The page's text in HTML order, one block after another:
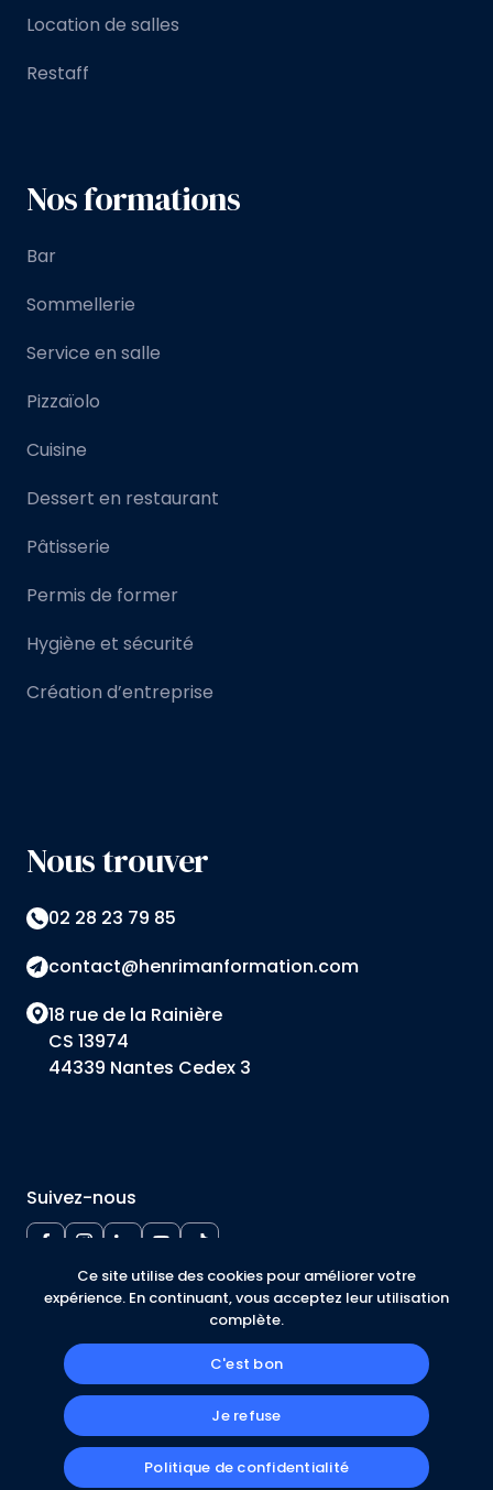
Location de salles
Restaff
Nos formations
Bar
Sommellerie
Service en salle
Pizzaïolo
Cuisine
Dessert en restaurant
Pâtisserie
Permis de former
Hygiène et sécurité
Création d’entreprise
Nous trouver
02 28 23 79 85
contact@henrimanformation.com
18 rue de la Rainière
Suivez-nous
Mentions légalesPolitique de confidentialitéCookies
© 2026 Henriman Formation, tous droits réservés. Une
conception
Kinlee Communication
Ce site utilise des cookies pour améliorer votre
expérience. En continuant, vous acceptez leur utilisation
complète.
C'est bon
Je refuse
Politique de confidentialité